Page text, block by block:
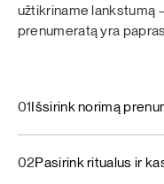
užtikriname lankstumą
prenumeratą yra
01Išsirink norimą
02Pasirink ritualus ir